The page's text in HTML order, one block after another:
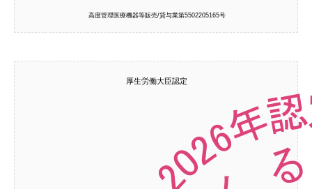
高度管理医療機器等販売/貸与業第5502205165号
厚生労働大臣認定